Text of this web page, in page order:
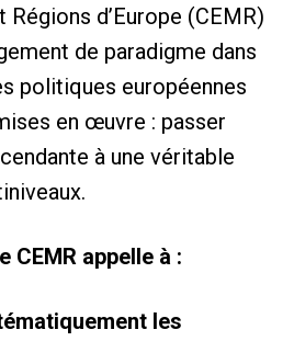
d’Europe (CEMR)
de paradigme dans
politiques européennes
en œuvre : passer
à une véritable
CEMR appelle à :
les